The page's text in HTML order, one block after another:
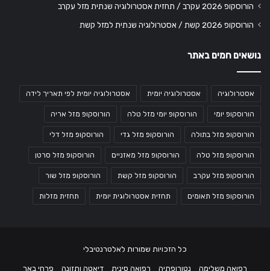
הורוסקופ 2026 עקרב / תחזית אסטרולוגיה שנתית מזל עקרב
הורוסקופ 2026 קשת / אסטרולוגיה שנתית למזל קשת
נושאים חמים באתר
אסטרולוגיה אסטרולוגיה יומית אסטרולוגיה יומית לפי תאריך לידה
הורוסקופ יומי הורוסקופ יומי מזל טלה הורוסקופ מזל אריה
הורוסקופ מזל בתולה הורוסקופ מזל גדי הורוסקופ מזל דלי
הורוסקופ מזל טלה הורוסקופ מזל מאזניים הורוסקופ מזל סרטן
הורוסקופ מזל עקרב הורוסקופ מזל קשת הורוסקופ מזל שור
הורוסקופ מזל תאומים תחזית אסטרולוגית יומית תחזית מזלות
כל הזכויות שמורות לאלטרנטיבלי
רפואה משלימה נטורופתיה רפואה סינית דיאטה ותזונה פרחי באך